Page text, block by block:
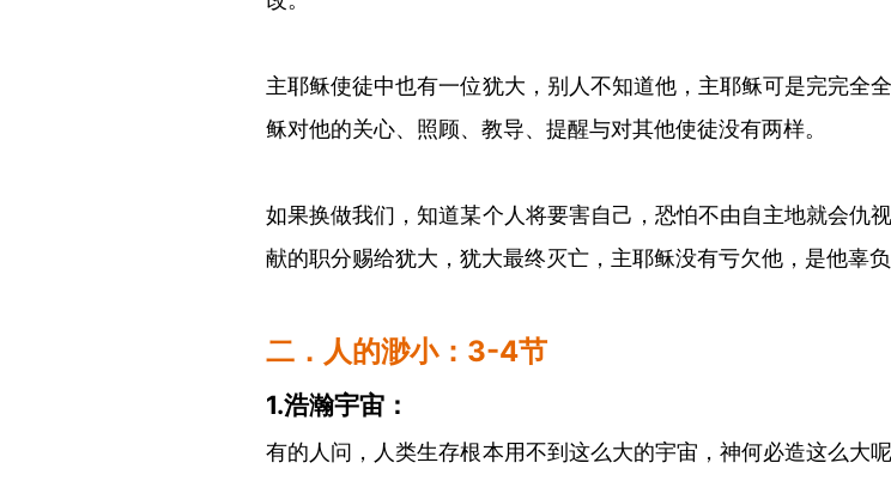
主耶稣使徒中也有一位犹大，别人不知道他，主耶稣可是完完全
稣对他的关心、照顾、教导、提醒与对其他使徒没有两样。
如果换做我们，知道某个人将要害自己，恐怕不由自主地就会仇
献的职分赐给犹大，犹大最终灭亡，主耶稣没有亏欠他，是他辜负
二．人的渺小： 3-4节
1.浩瀚宇宙：
有的人问，人类生存根本用不到这么大的宇宙，神何必造这么大